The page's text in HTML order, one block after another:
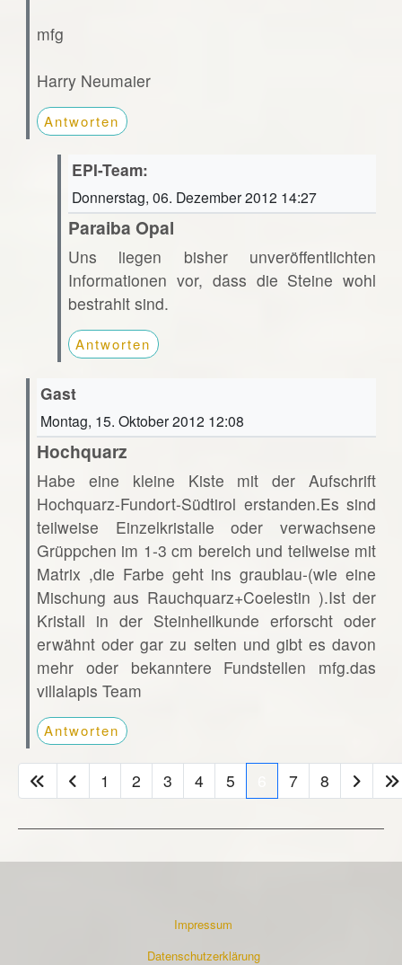
mfg
Harry Neumaier
Antworten
EPI-Team:
Donnerstag, 06. Dezember 2012 14:27
Paraiba Opal
Uns liegen bisher unveröffentlichten
Informationen vor, dass die Steine wohl
bestrahlt sind.
Antworten
Gast
Montag, 15. Oktober 2012 12:08
Hochquarz
Habe eine kleine Kiste mit der Aufschrift
Hochquarz-Fundort-Südtirol erstanden.Es sind
teilweise Einzelkristalle oder verwachsene
Grüppchen im 1-3 cm bereich und teilweise mit
Matrix ,die Farbe geht ins graublau-(wie eine
Mischung aus Rauchquarz+Coelestin ).Ist der
Kristall in der Steinheilkunde erforscht oder
erwähnt oder gar zu selten und gibt es davon
mehr oder bekanntere Fundstellen mfg.das
villalapis Team
Antworten
1 2 3 4 5 7 8
Impressum
Datenschutzerklärung